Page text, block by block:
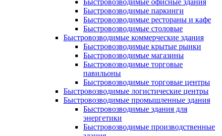
Быстровозводимые офисные здания
Быстровозводимые паркинги
Быстровозводимые рестораны и кафе
Быстровозводимые столовые
Быстровозводимые коммерческие здания
Быстровозводимые крытые рынки
Быстровозводимые магазины
Быстровозводимые торговые
павильоны
Быстровозводимые торговые центры
Быстровозводимые логистические центры
Быстровозводимые промышленные здания
Быстровозводимые здания для
энергетики
Быстровозводимые производственные